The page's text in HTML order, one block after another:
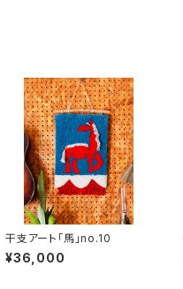
干支アート「馬」no.10
¥36,000